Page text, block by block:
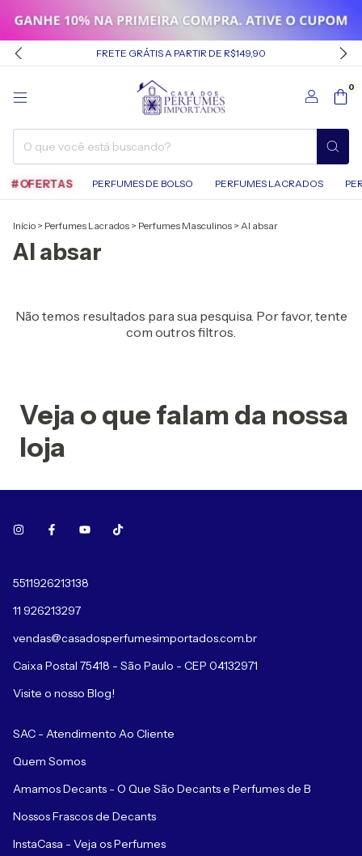
FRETE GRÁTIS A PARTIR DE R$149,90
0
#OFERTAS PERFUMES DE BOLSO PERFUMES LACRADOS
Início > Perfumes Lacrados > Perfumes Masculinos > Al absar
Al absar
Não temos resultados para sua pesquisa. Por favor, tente
com outros filtros.
Veja o que falam da nossa
loja
5511926213138
11 926213297
vendas@casadosperfumesimportados.com.br
Caixa Postal 75418 - São Paulo - CEP 04132971
Visite o nosso Blog!
SAC - Atendimento Ao Cliente
Quem Somos
Amamos Decants - O Que São Decants e Perfumes de B
Nossos Frascos de Decants
InstaCasa - Veja os Perfumes